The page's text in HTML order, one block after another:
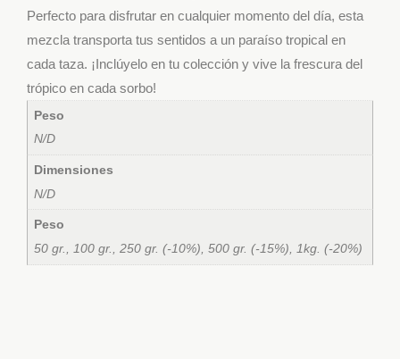
Perfecto para disfrutar en cualquier momento del día, esta
mezcla transporta tus sentidos a un paraíso tropical en
cada taza. ¡Inclúyelo en tu colección y vive la frescura del
trópico en cada sorbo!
Peso
N/D
Dimensiones
N/D
Peso
50 gr., 100 gr., 250 gr. (-10%), 500 gr. (-15%), 1kg. (-20%)